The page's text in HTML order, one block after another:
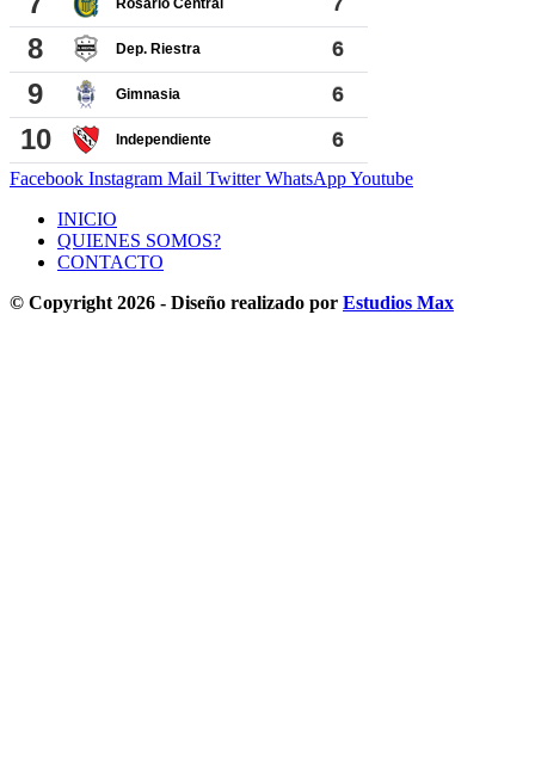
Facebook Instagram Mail Twitter WhatsAppYoutube
INICIO
QUIENES SOMOS?
CONTACTO
© Copyright 2026 - Diseño realizado por Estudios Max